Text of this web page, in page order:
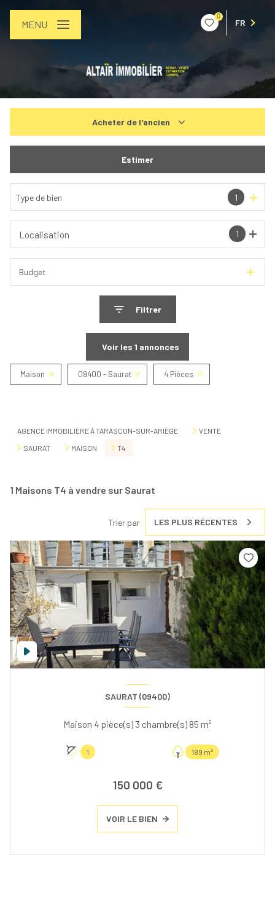
0
FR
MENU
Acheter de l'ancien
Estimer
Type de bien 1
1
Localisation
Budget
Filtrer
Voir les 1 annonces
Maison 09400 - Saurat 4 Pièces
AGENCE IMMOBILIÈRE À TARASCON-SUR-ARIÈGE
VENTE
SAURAT
MAISON T4
1 Maisons T4 à vendre sur Saurat
Trier par LES PLUS RÉCENTES
SAURAT (09400)
Maison 4 pièce(s) 3 chambre(s) 85 m²
1 189 m²
150 000 €
VOIR LE BIEN